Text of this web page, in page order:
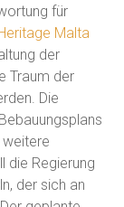
für
Heritage Malta
der
Traum der
Die
die Regierung
der sich an